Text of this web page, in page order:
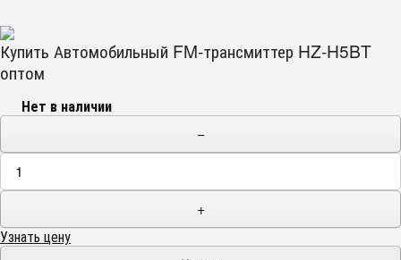
Купить Автомобильный FM-трансмиттер HZ-H5BT
оптом
Нет в наличии
−
+
Узнать цену